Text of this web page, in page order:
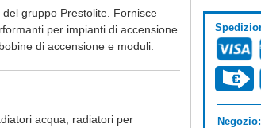
gruppo Prestolite. Fornisce
per impianti di accensione
di accensione e moduli.
acqua, radiatori per
Negozio: